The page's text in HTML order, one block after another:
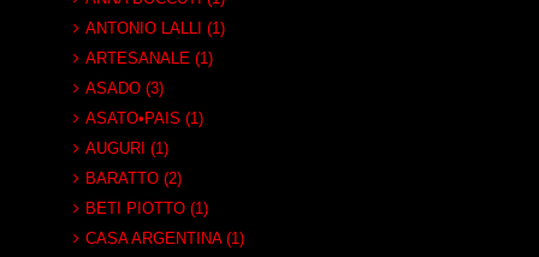
ANTONIO LALLI (1)
ARTESANALE (1)
ASADO (3)
ASATO•PAIS (1)
AUGURI (1)
BARATTO (2)
BETI PIOTTO (1)
CASA ARGENTINA (1)